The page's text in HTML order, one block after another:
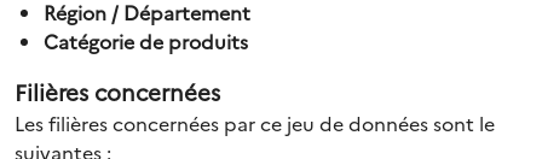
Région / Département
Catégorie de produits
Filières concernées
Les filières concernées par ce jeu de données sont le
suivantes :